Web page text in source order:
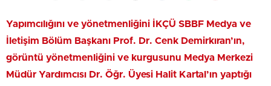
Yapımcılığını ve yönetmenliğini İKÇÜ SBBF Medya ve
İletişim Bölüm Başkanı Prof. Dr. Cenk Demirkıran’ın,
görüntü yönetmenliğini ve kurgusunu Medya Merkezi
Müdür Yardımcısı Dr. Öğr. Üyesi Halit Kartal’ın yaptığı